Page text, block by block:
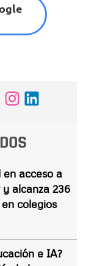
acceso a
alcanza 236
colegios
e IA?